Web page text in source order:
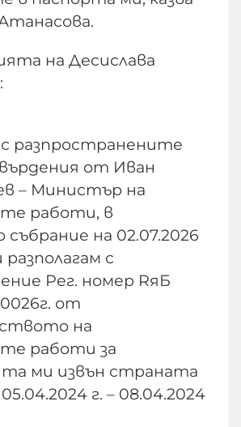
на Десислава
с разпространените
от Иван
– Министър на
работи, в
на 02.07.2026
разполагам с
Рег. номер RяБ
от
на
работи за
ми извън страната
г. – 08.04.2024